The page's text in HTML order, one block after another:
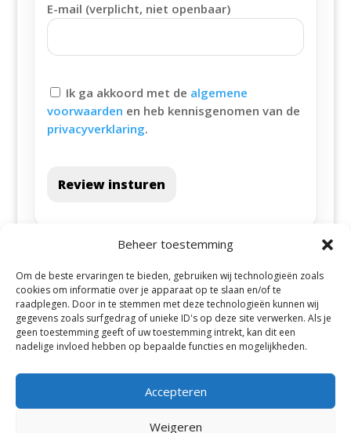
Beheer toestemming
Om de beste ervaringen te bieden, gebruiken wij technologieën zoals
cookies om informatie over je apparaat op te slaan en/of te
raadplegen. Door in te stemmen met deze technologieën kunnen wij
gegevens zoals surfgedrag of unieke ID's op deze site verwerken. Als je
geen toestemming geeft of uw toestemming intrekt, kan dit een
nadelige invloed hebben op bepaalde functies en mogelijkheden.
Accepteren
Weigeren
E-mail (verplicht, niet openbaar)
Ik ga akkoord met de algemene
voorwaarden en heb kennisgenomen van de
privacyverklaring.
Review insturen
Alle steden